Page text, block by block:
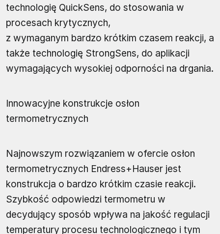
technologię QuickSens, do stosowania w
procesach krytycznych,
z wymaganym bardzo krótkim czasem reakcji, a
także technologię StrongSens, do aplikacji
wymagających wysokiej odporności na drgania.
Innowacyjne konstrukcje osłon
termometrycznych
Najnowszym rozwiązaniem w ofercie osłon
termometrycznych Endress+Hauser jest
konstrukcja o bardzo krótkim czasie reakcji.
Szybkość odpowiedzi termometru w
decydujący sposób wpływa na jakość regulacji
temperatury procesu technologicznego i tym